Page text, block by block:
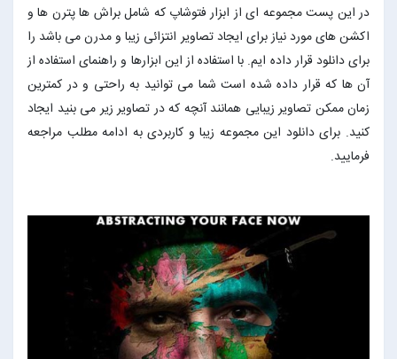
در این پست مجموعه ای از ابزار فتوشاپ که شامل براش ها پترن ها و
اکشن های مورد نیاز برای ایجاد تصاویر انتزائی زیبا و مدرن می باشد را
برای دانلود قرار داده ایم. با استفاده از این ابزارها و راهنمای استفاده از
آن ها که قرار داده شده است شما می توانید به راحتی و در کمترین
زمان ممکن تصاویر زیبایی همانند آنچه که در تصاویر زیر می بنید ایجاد
کنید. برای دانلود این مجموعه زیبا و کاربردی به ادامه مطلب مراجعه
فرمایید.